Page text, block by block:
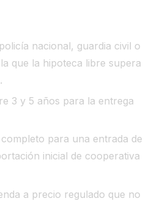
nacional, guardia civil o
que la hipoteca libre supera
3 y 5 años para la entrega
para una entrada de
inicial de cooperativa
a precio regulado que no